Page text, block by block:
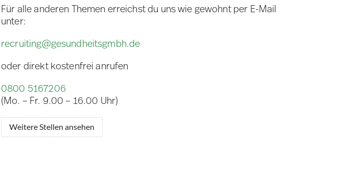
Für alle anderen Themen erreichst du uns wie gewohnt per E-Mail
unter:
recruiting@gesundheitsgmbh.de
oder direkt kostenfrei anrufen
0800 5167206
(Mo. – Fr. 9.00 – 16.00 Uhr)
Weitere Stellen ansehen